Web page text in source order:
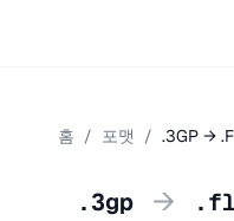
홈 / 포맷 / .3GP →
.3gp →